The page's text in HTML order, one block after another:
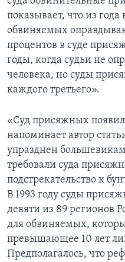
показывает, что из
обвиняемых
процентов в суде
годы, когда судьи не
человека, но суды
каждого третьего».
«Суд присяжных
напоминает автор
упразднен
требовали суда
подстрекательство к
В 1993 году суды
девяти из 89 регионов
для обвиняемых,
превышающее 10 лет
Предполагалось, что